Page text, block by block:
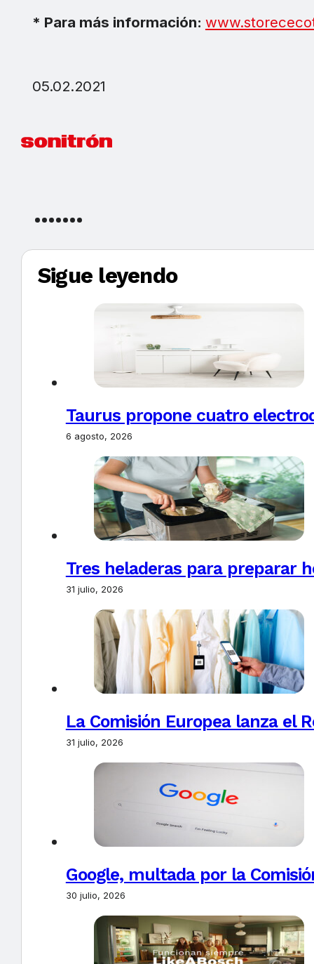
* Para más información:
05.02.2021
Sigue leyendo
Taurus propone cuatro
6 agosto, 2026
Tres heladeras para preparar
31 julio, 2026
La Comisión Europea lanza el
31 julio, 2026
Google, multada por la
30 julio, 2026